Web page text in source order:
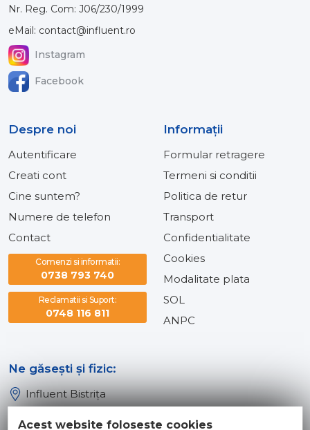
Nr. Reg. Com: J06/230/1999
eMail: contact@influent.ro
Instagram
Facebook
Despre noi
Autentificare
Creati cont
Cine suntem?
Numere de telefon
Contact
Comenzi si informatii:
0738 793 740
Reclamatii si Suport:
0748 116 811
Informaţii
Formular retragere
Termeni si conditii
Politica de retur
Transport
Confidentialitate
Cookies
Modalitate plata
SOL
ANPC
Ne găsești și fizic:
Influent Bistrița
Acest website foloseste cookies